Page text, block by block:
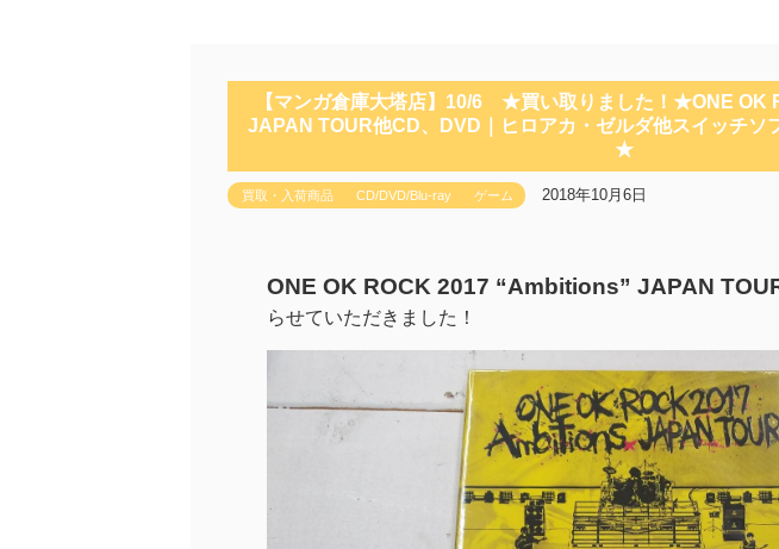
【マンガ倉庫大塔店】10/6 ★買い取りました！★ONE OK
JAPAN TOUR他CD、DVD｜ヒロアカ・ゼルダ他スイッチソ
★
買取・入荷商品 CD/DVD/Blu-ray ゲーム 2018年10月6日
ONE OK ROCK 2017 “Ambitions” JAPAN
らせていただきました！